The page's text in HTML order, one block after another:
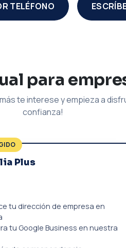
TELÉFONO
para
te interese y empieza a
confianza!
Plus
tu dirección de empresa en
tu Google Business en nuestra